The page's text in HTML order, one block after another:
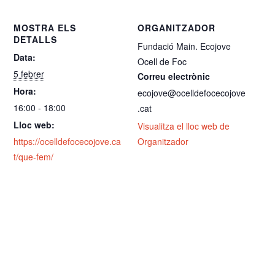
MOSTRA ELS
DETALLS
Data:
5 febrer
Hora:
16:00 - 18:00
Lloc web:
https://ocelldefocecojove.ca
t/que-fem/
ORGANITZADOR
Fundació Main. Ecojove
Ocell de Foc
Correu electrònic
ecojove@ocelldefocecojove
.cat
Visualitza el lloc web de
Organitzador